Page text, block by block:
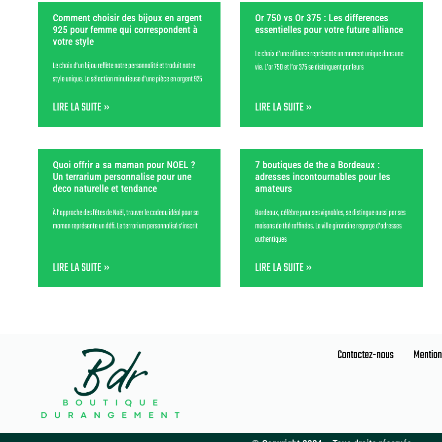
Comment choisir des bijoux en argent
925 pour femme qui correspondent à
votre style
Le choix d’un bijou reflète notre personnalité et traduit notre
style unique. La sélection minutieuse d’une pièce en argent 925
LIRE LA SUITE »
Or 750 vs Or 375 : Les differences
essentielles pour votre future alliance
Le choix d’une alliance représente un moment unique dans une
vie. L’or 750 et l’or 375 se distinguent par leurs
LIRE LA SUITE »
Quoi offrir a sa maman pour NOEL ?
Un terrarium personnalise pour une
deco naturelle et tendance
À l’approche des fêtes de Noël, trouver le cadeau idéal pour sa
maman représente un défi. Le terrarium personnalisé s’inscrit
LIRE LA SUITE »
7 boutiques de the a Bordeaux :
adresses incontournables pour les
amateurs
Bordeaux, célèbre pour ses vignobles, se distingue aussi par ses
maisons de thé raffinées. La ville girondine regorge d'adresses
authentiques
LIRE LA SUITE »
Contactez-nous